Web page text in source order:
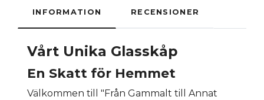
INFORMATION RECENSIONER
Vårt Unika Glasskåp
En Skatt för Hemmet
Välkommen till "Från Gammalt till Annat